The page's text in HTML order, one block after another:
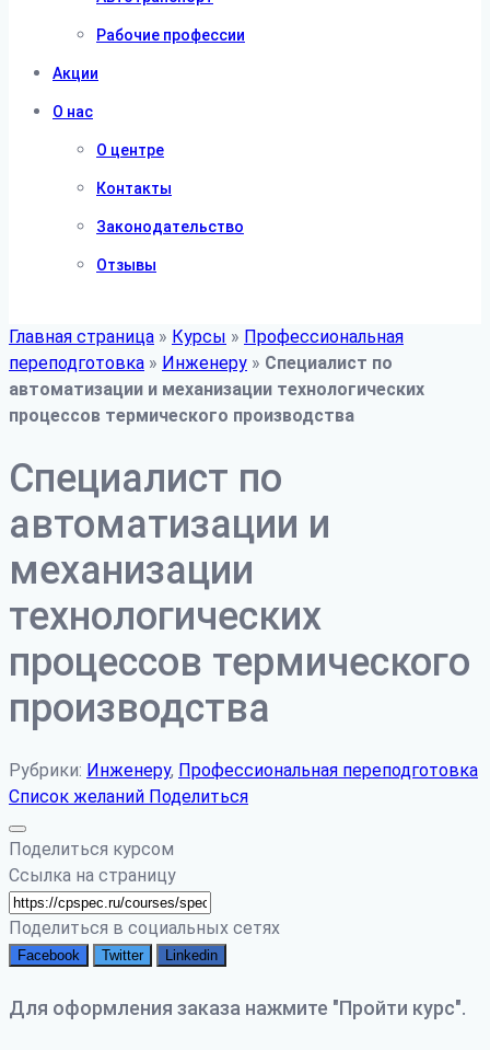
Рабочие профессии
Акции
О нас
О центре
Контакты
Законодательство
Отзывы
Главная страница » Курсы » Профессиональная
переподготовка » Инженеру » Специалист по
автоматизации и механизации технологических
процессов термического производства
Специалист по
автоматизации и
механизации
технологических
процессов термического
производства
Рубрики: Инженеру, Профессиональная переподготовка
Список желаний Поделиться
Поделиться курсом
Ссылка на страницу
Поделиться в социальных сетях
Facebook Twitter Linkedin
Для оформления заказа нажмите "Пройти курс".